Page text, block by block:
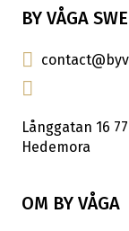
BY VÅGA
Långgatan 16
Hedemora
OM BY VÅGA